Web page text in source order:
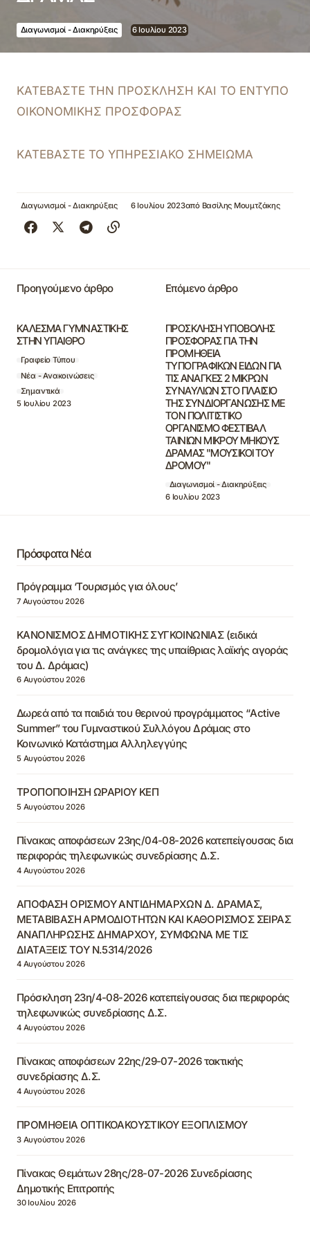
Διαγωνισμοί - Διακηρύξεις 6 Ιουλίου 2023
ΚΑΤΕΒΑΣΤΕ ΤΗΝ ΠΡΟΣΚΛΗΣΗ ΚΑΙ ΤΟ ΕΝΤΥΠΟ
ΟΙΚΟΝΟΜΙΚΗΣ ΠΡΟΣΦΟΡΑΣ
ΚΑΤΕΒΑΣΤΕ ΤΟ ΥΠΗΡΕΣΙΑΚΟ ΣΗΜΕΙΩΜΑ
Διαγωνισμοί - Διακηρύξεις 6 Ιουλίου 2023από Βασίλης Μουμτζάκης
Προηγούμενο άρθρο
ΚΑΛΕΣΜΑ ΓΥΜΝΑΣΤΙΚΗΣ
ΣΤΗΝ ΥΠΑΙΘΡΟ
Γραφείο Τύπου
Νέα - Ανακοινώσεις
Σημαντικά
5 Ιουλίου 2023
Επόμενο άρθρο
ΠΡΟΣΚΛΗΣΗ ΥΠΟΒΟΛΗΣ
ΠΡΟΣΦΟΡΑΣ ΓΙΑ ΤΗΝ
ΠΡΟΜΗΘΕΙΑ
ΤΥΠΟΓΡΑΦΙΚΩΝ ΕΙΔΩΝ ΓΙΑ
ΤΙΣ ΑΝΑΓΚΕΣ 2 ΜΙΚΡΩΝ
ΣΥΝΑΥΛΙΩΝ ΣΤΟ ΠΛΑΙΣΙΟ
ΤΗΣ ΣΥΝΔΙΟΡΓΑΝΩΣΗΣ ΜΕ
ΤΟΝ ΠΟΛΙΤΙΣΤΙΚΟ
ΟΡΓΑΝΙΣΜΟ ΦΕΣΤΙΒΑΛ
ΤΑΙΝΙΩΝ ΜΙΚΡΟΥ ΜΗΚΟΥΣ
ΔΡΑΜΑΣ "ΜΟΥΣΙΚΟΙ ΤΟΥ
ΔΡΟΜΟΥ"
Διαγωνισμοί - Διακηρύξεις
6 Ιουλίου 2023
Πρόσφατα Νέα
Πρόγραμμα ‘Τουρισμός για όλους’
7 Αυγούστου 2026
ΚΑΝΟΝΙΣΜΟΣ ΔΗΜΟΤΙΚΗΣ ΣΥΓΚΟΙΝΩΝΙΑΣ (ειδικά
δρομολόγια για τις ανάγκες της υπαίθριας λαϊκής αγοράς
του Δ. Δράμας)
6 Αυγούστου 2026
Δωρεά από τα παιδιά του θερινού προγράμματος “Active
Summer” του Γυμναστικού Συλλόγου Δράμας στο
Κοινωνικό Κατάστημα Αλληλεγγύης
5 Αυγούστου 2026
ΤΡΟΠΟΠΟΙΗΣΗ ΩΡΑΡΙΟΥ ΚΕΠ
5 Αυγούστου 2026
Πίνακας αποφάσεων 23ης/04-08-2026 κατεπείγουσας δια
περιφοράς τηλεφωνικώς συνεδρίασης Δ.Σ.
4 Αυγούστου 2026
ΑΠΟΦΑΣΗ ΟΡΙΣΜΟΥ ΑΝΤΙΔΗΜΑΡΧΩΝ Δ. ΔΡΑΜΑΣ,
ΜΕΤΑΒΙΒΑΣΗ ΑΡΜΟΔΙΟΤΗΤΩΝ ΚΑΙ ΚΑΘΟΡΙΣΜΟΣ ΣΕΙΡΑΣ
ΑΝΑΠΛΗΡΩΣΗΣ ΔΗΜΑΡΧΟΥ, ΣΥΜΦΩΝΑ ΜΕ ΤΙΣ
ΔΙΑΤΑΞΕΙΣ ΤΟΥ Ν.5314/2026
4 Αυγούστου 2026
Πρόσκληση 23η/4-08-2026 κατεπείγουσας δια περιφοράς
τηλεφωνικώς συνεδρίασης Δ.Σ.
4 Αυγούστου 2026
Πίνακας αποφάσεων 22ης/29-07-2026 τακτικής
συνεδρίασης Δ.Σ.
4 Αυγούστου 2026
ΠΡΟΜΗΘΕΙΑ ΟΠΤΙΚΟΑΚΟΥΣΤΙΚΟΥ ΕΞΟΠΛΙΣΜΟΥ
3 Αυγούστου 2026
Πίνακας Θεμάτων 28ης/28-07-2026 Συνεδρίασης
Δημοτικής Επιτροπής
30 Ιουλίου 2026